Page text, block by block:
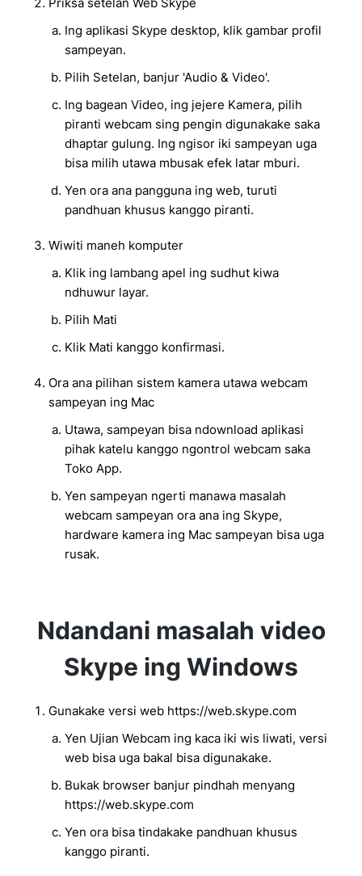
Ing aplikasi Skype desktop, klik gambar profil
sampeyan.
Pilih Setelan, banjur 'Audio & Video'.
Ing bagean Video, ing jejere Kamera, pilih
piranti webcam sing pengin digunakake saka
dhaptar gulung. Ing ngisor iki sampeyan uga
bisa milih utawa mbusak efek latar mburi.
Yen ora ana pangguna ing web, turuti
pandhuan khusus kanggo piranti.
Wiwiti maneh komputer
Klik ing lambang apel ing sudhut kiwa
ndhuwur layar.
Pilih Mati
Klik Mati kanggo konfirmasi.
Ora ana pilihan sistem kamera utawa webcam
sampeyan ing Mac
Utawa, sampeyan bisa ndownload aplikasi
pihak katelu kanggo ngontrol webcam saka
Toko App.
Yen sampeyan ngerti manawa masalah
webcam sampeyan ora ana ing Skype,
hardware kamera ing Mac sampeyan bisa uga
rusak.
Ndandani masalah video
Skype ing Windows
Gunakake versi web https://web.skype.com
Yen Ujian Webcam ing kaca iki wis liwati, versi
web bisa uga bakal bisa digunakake.
Bukak browser banjur pindhah menyang
https://web.skype.com
Yen ora bisa tindakake pandhuan khusus
kanggo piranti.